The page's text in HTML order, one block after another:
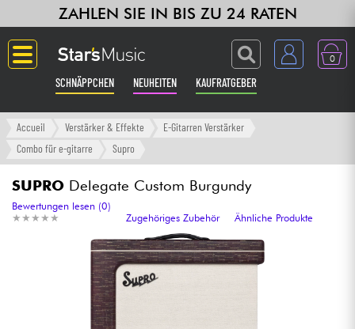
ZAHLEN SIE IN BIS ZU 24 RATEN
0
SCHNÄPPCHEN NEUHEITEN KAUFRATGEBER
Langue
Verstärker & Effekte
Klaviere & Piano
Synths & samplers
Accueil Verstärker & Effekte
E-Gitarren Verstärker
Combo für e-gitarre
Supro
SUPRO Delegate Custom Burgundy
★ ★ ★ ★ ★
★ ★ ★ ★ ★
Bewertungen lesen (0)
Zugehöriges Zubehör
Ähnliche Produkte